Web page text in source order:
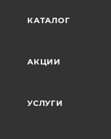
КАТАЛОГ
АКЦИИ
УСЛУГИ